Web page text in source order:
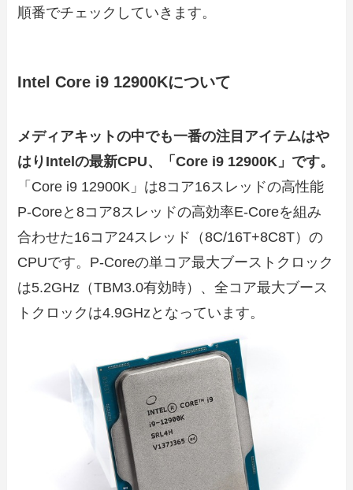
順番でチェックしていきます。
Intel Core i9 12900Kについて
メディアキットの中でも一番の注目アイテムはや
はりIntelの最新CPU、「Core i9 12900K」です。
「Core i9 12900K」は8コア16スレッドの高性能
P-Coreと8コア8スレッドの高効率E-Coreを組み
合わせた16コア24スレッド（8C/16T+8C8T）の
CPUです。P-Coreの単コア最大ブーストクロック
は5.2GHz（TBM3.0有効時）、全コア最大ブース
トクロックは4.9GHzとなっています。